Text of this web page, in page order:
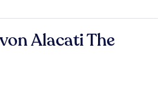
Alacati The